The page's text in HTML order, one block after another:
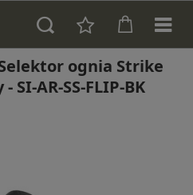
ognia Strike
SI-AR-SS-FLIP-BK